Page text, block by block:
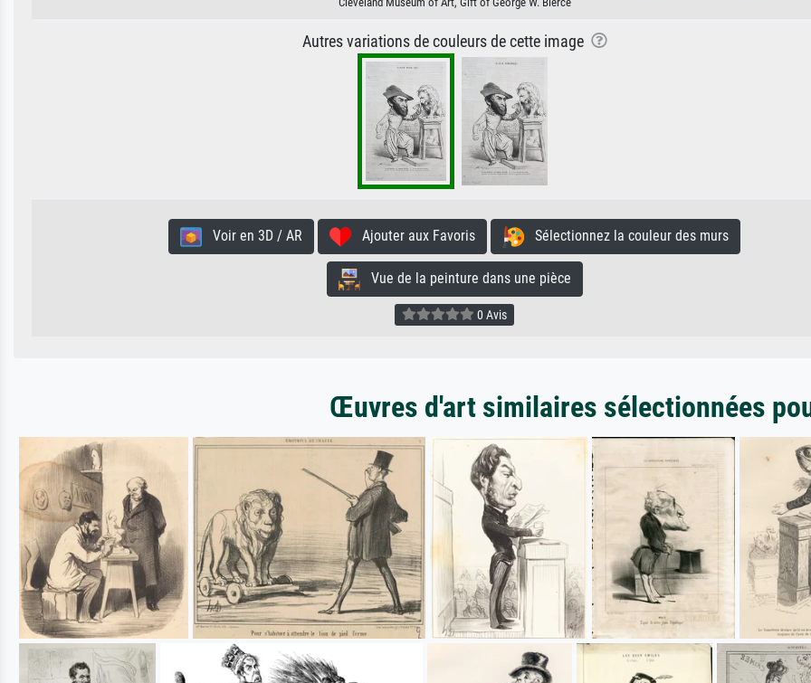
Autres variations de couleurs de cette image
Voir en 3D / AR Ajouter aux Favoris Sélectionnez la couleur des murs
Vue de la peinture dans une pièce
0 Avis
Œuvres d'art similaires sélectionnées